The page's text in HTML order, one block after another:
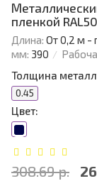
пленкой
Длина: От 0,2 м -
мм: 390
Толщина
0.45
Цвет:
308.69 р.